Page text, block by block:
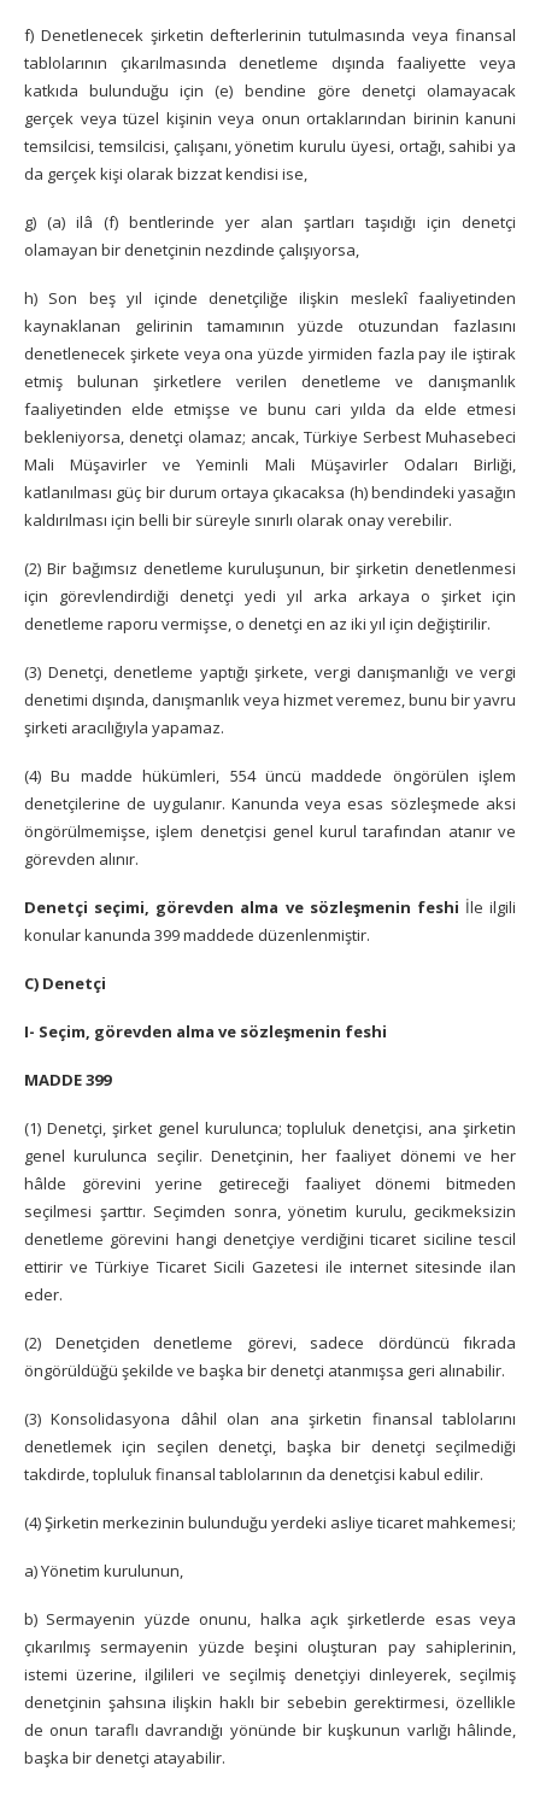
f) Denetlenecek şirketin defterlerinin tutulmasında veya finansal
tablolarının çıkarılmasında denetleme dışında faaliyette veya
katkıda bulunduğu için (e) bendine göre denetçi olamayacak
gerçek veya tüzel kişinin veya onun ortaklarından birinin kanuni
temsilcisi, temsilcisi, çalışanı, yönetim kurulu üyesi, ortağı, sahibi ya
da gerçek kişi olarak bizzat kendisi ise,
g) (a) ilâ (f) bentlerinde yer alan şartları taşıdığı için denetçi
olamayan bir denetçinin nezdinde çalışıyorsa,
h) Son beş yıl içinde denetçiliğe ilişkin meslekî faaliyetinden
kaynaklanan gelirinin tamamının yüzde otuzundan fazlasını
denetlenecek şirkete veya ona yüzde yirmiden fazla pay ile iştirak
etmiş bulunan şirketlere verilen denetleme ve danışmanlık
faaliyetinden elde etmişse ve bunu cari yılda da elde etmesi
bekleniyorsa, denetçi olamaz; ancak, Türkiye Serbest Muhasebeci
Mali Müşavirler ve Yeminli Mali Müşavirler Odaları Birliği,
katlanılması güç bir durum ortaya çıkacaksa (h) bendindeki yasağın
kaldırılması için belli bir süreyle sınırlı olarak onay verebilir.
(2) Bir bağımsız denetleme kuruluşunun, bir şirketin denetlenmesi
için görevlendirdiği denetçi yedi yıl arka arkaya o şirket için
denetleme raporu vermişse, o denetçi en az iki yıl için değiştirilir.
(3) Denetçi, denetleme yaptığı şirkete, vergi danışmanlığı ve vergi
denetimi dışında, danışmanlık veya hizmet veremez, bunu bir yavru
şirketi aracılığıyla yapamaz.
(4) Bu madde hükümleri, 554 üncü maddede öngörülen işlem
denetçilerine de uygulanır. Kanunda veya esas sözleşmede aksi
öngörülmemişse, işlem denetçisi genel kurul tarafından atanır ve
görevden alınır.
Denetçi seçimi, görevden alma ve sözleşmenin feshi İle ilgili
konular kanunda 399 maddede düzenlenmiştir.
C) Denetçi
I- Seçim, görevden alma ve sözleşmenin feshi
MADDE 399
(1) Denetçi, şirket genel kurulunca; topluluk denetçisi, ana şirketin
genel kurulunca seçilir. Denetçinin, her faaliyet dönemi ve her
hâlde görevini yerine getireceği faaliyet dönemi bitmeden
seçilmesi şarttır. Seçimden sonra, yönetim kurulu, gecikmeksizin
denetleme görevini hangi denetçiye verdiğini ticaret siciline tescil
ettirir ve Türkiye Ticaret Sicili Gazetesi ile internet sitesinde ilan
eder.
(2) Denetçiden denetleme görevi, sadece dördüncü fıkrada
öngörüldüğü şekilde ve başka bir denetçi atanmışsa geri alınabilir.
(3) Konsolidasyona dâhil olan ana şirketin finansal tablolarını
denetlemek için seçilen denetçi, başka bir denetçi seçilmediği
takdirde, topluluk finansal tablolarının da denetçisi kabul edilir.
(4) Şirketin merkezinin bulunduğu yerdeki asliye ticaret mahkemesi;
a) Yönetim kurulunun,
b) Sermayenin yüzde onunu, halka açık şirketlerde esas veya
çıkarılmış sermayenin yüzde beşini oluşturan pay sahiplerinin,
istemi üzerine, ilgilileri ve seçilmiş denetçiyi dinleyerek, seçilmiş
denetçinin şahsına ilişkin haklı bir sebebin gerektirmesi, özellikle
de onun taraflı davrandığı yönünde bir kuşkunun varlığı hâlinde,
başka bir denetçi atayabilir.